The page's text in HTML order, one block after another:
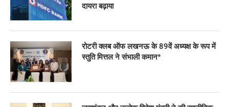
दायरा बढ़ाया
रोटरी क्लब ऑफ लखनऊ के 89वें अध्यक्ष के रूप में
स्तुति मित्तल ने संभाली कमान*